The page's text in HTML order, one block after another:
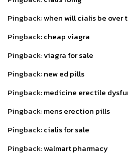
Pingback:when will cialis be over
Pingback:cheap viagra
Pingback:viagra for sale
Pingback:new ed pills
Pingback:medicine erectile
Pingback:mens erection pills
Pingback:cialis for sale
Pingback:walmart pharmacy